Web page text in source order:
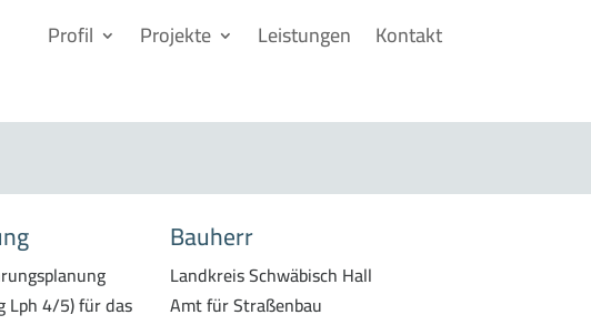
Profil Projekte Leistungen Kontakt
Lph 4/5) für das
Bauherr
Landkreis Schwäbisch Hall
Amt für Straßenbau